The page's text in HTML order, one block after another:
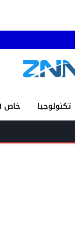
تكنولوجيا خاص ZNN